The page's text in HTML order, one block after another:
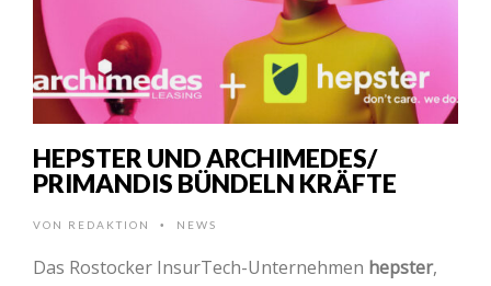
HEPSTER UND ARCHIMEDES/
PRIMANDIS BÜNDELN KRÄFTE
VON REDAKTION • NEWS
Das Rostocker InsurTech-Unternehmen hepster,